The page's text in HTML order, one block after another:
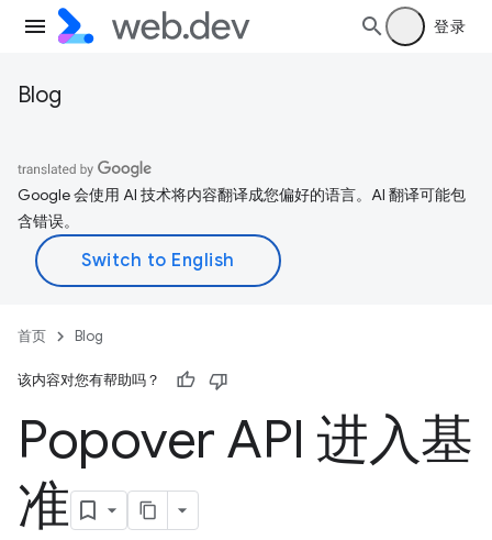
登录
Blog
Google 会使用 AI 技术将内容翻译成您偏好的语言。AI 翻译可能包
含错误。
首页 Blog
该内容对您有帮助吗？
Popover API 进入基
准